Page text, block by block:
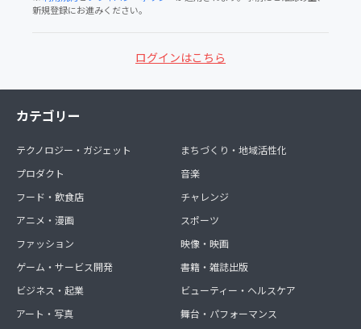
新規登録にお進みください。
ログインはこちら
カテゴリー
テクノロジー・ガジェット
プロダクト
フード・飲食店
アニメ・漫画
ファッション
ゲーム・サービス開発
ビジネス・起業
アート・写真
まちづくり・地域活性化
音楽
チャレンジ
スポーツ
映像・映画
書籍・雑誌出版
ビューティー・ヘルスケア
舞台・パフォーマンス